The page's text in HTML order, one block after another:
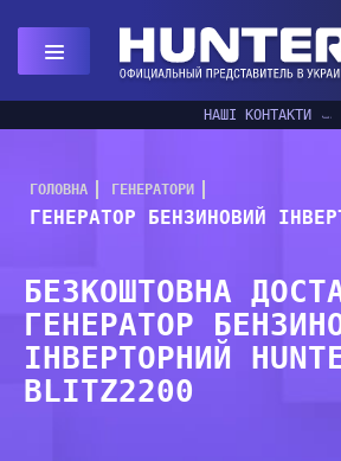
НАШІ КОНТАКТИ
ГОЛОВНА ГЕНЕРАТОРИ
ГЕНЕРАТОР БЕНЗИНОВИЙ
БЕЗКОШТОВНА
ГЕНЕРАТОР
ІНВЕРТОРНИЙ
BLITZ2200